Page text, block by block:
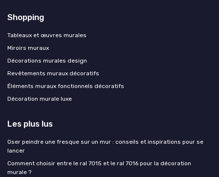
Shopping
Tableaux et œuvres murales
Miroirs muraux
Décorations murales design
Revêtements muraux décoratifs
Éléments muraux fonctionnels décoratifs
Décoration murale luxe
Les plus lus
Oser peindre une fresque sur un mur : conseils et inspirations pour se
lancer
Comment choisir entre le ral 7015 et le ral 7016 pour la décoration
murale ?